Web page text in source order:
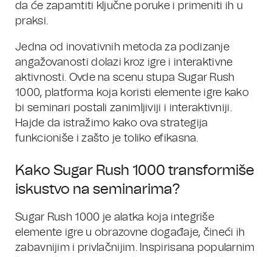
da će zapamtiti ključne poruke i primeniti ih u
praksi.
Jedna od inovativnih metoda za podizanje
angažovanosti dolazi kroz igre i interaktivne
aktivnosti. Ovde na scenu stupa Sugar Rush
1000, platforma koja koristi elemente igre kako
bi seminari postali zanimljiviji i interaktivniji.
Hajde da istražimo kako ova strategija
funkcioniše i zašto je toliko efikasna.
Kako Sugar Rush 1000 transformiše
iskustvo na seminarima?
Sugar Rush 1000 je alatka koja integriše
elemente igre u obrazovne događaje, čineći ih
zabavnijim i privlačnijim. Inspirisana popularnim